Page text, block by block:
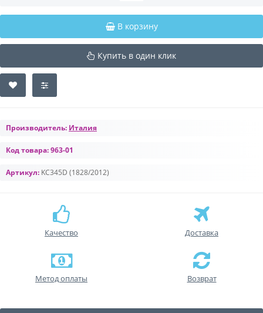
В корзину
Купить в один клик
Производитель: Италия
Код товара:963-01
Артикул: KC345D (1828/2012)
Качество Доставка
Метод оплаты Возврат